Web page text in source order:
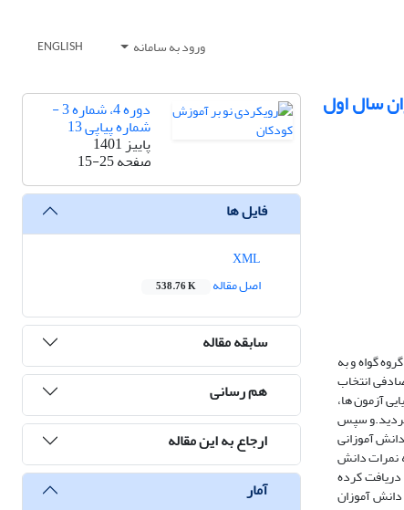
ورود به سامانه ENGLISH
سال اول
گواه و به
تصادفی انتخاب
آزمون ها،
سپس
آموزانی
نمرات دانش
کرده
آموزان
دوره 4، شماره 3 -
شماره پیاپی 13
پاییز 1401
صفحه15-25
فایل ها
اصل مقاله
538.76 K
سابقه مقاله
هم رسانی
ارجاع به این مقاله
آمار